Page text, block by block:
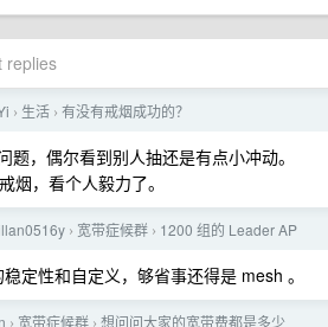
replies
› 生活 › 有没有戒烟成功的？
题，偶尔看到别人抽还是有点小冲动。
烟，看个人毅力了。
› 宽带症候群 › 1200 组的 Leader AP
定性和自定义，够省事还得是 mesh 。
› 宽带症候群 › 想问问大家的宽带费都是多少